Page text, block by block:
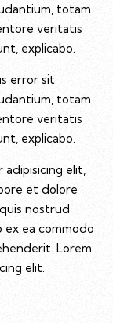
totam
veritatis
explicabo.
error sit
totam
veritatis
explicabo.
elit,
et dolore
nostrud
ex ea commodo
Lorem
elit.